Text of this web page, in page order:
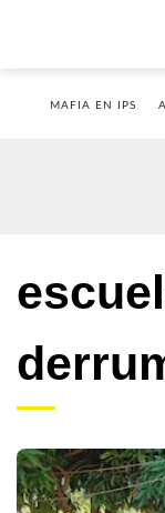
MAFIA EN IPS